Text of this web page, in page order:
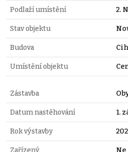
Podlaží umístění 2.
Stav objektu
Budova
Umístění objektu
Zástavba
Datum nastěhování 1.
Rok výstavby
Zařízený Ne